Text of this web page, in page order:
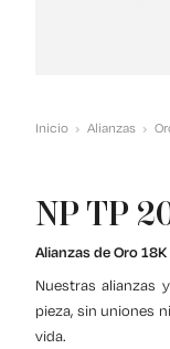
Inicio Alianzas
NP TP
Alianzas de Oro
Nuestras alianzas
pieza, sin uniones
vida.